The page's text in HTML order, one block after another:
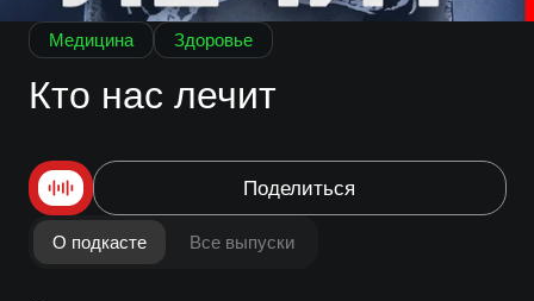
Медицина Здоровье
Кто нас лечит
Поделиться
О подкасте Все выпуски